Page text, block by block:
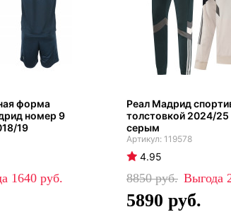
форма
номер 9
19
1640
Реал Мадрид
толстовкой 2024/
серым
119578
4.95
8850
5890